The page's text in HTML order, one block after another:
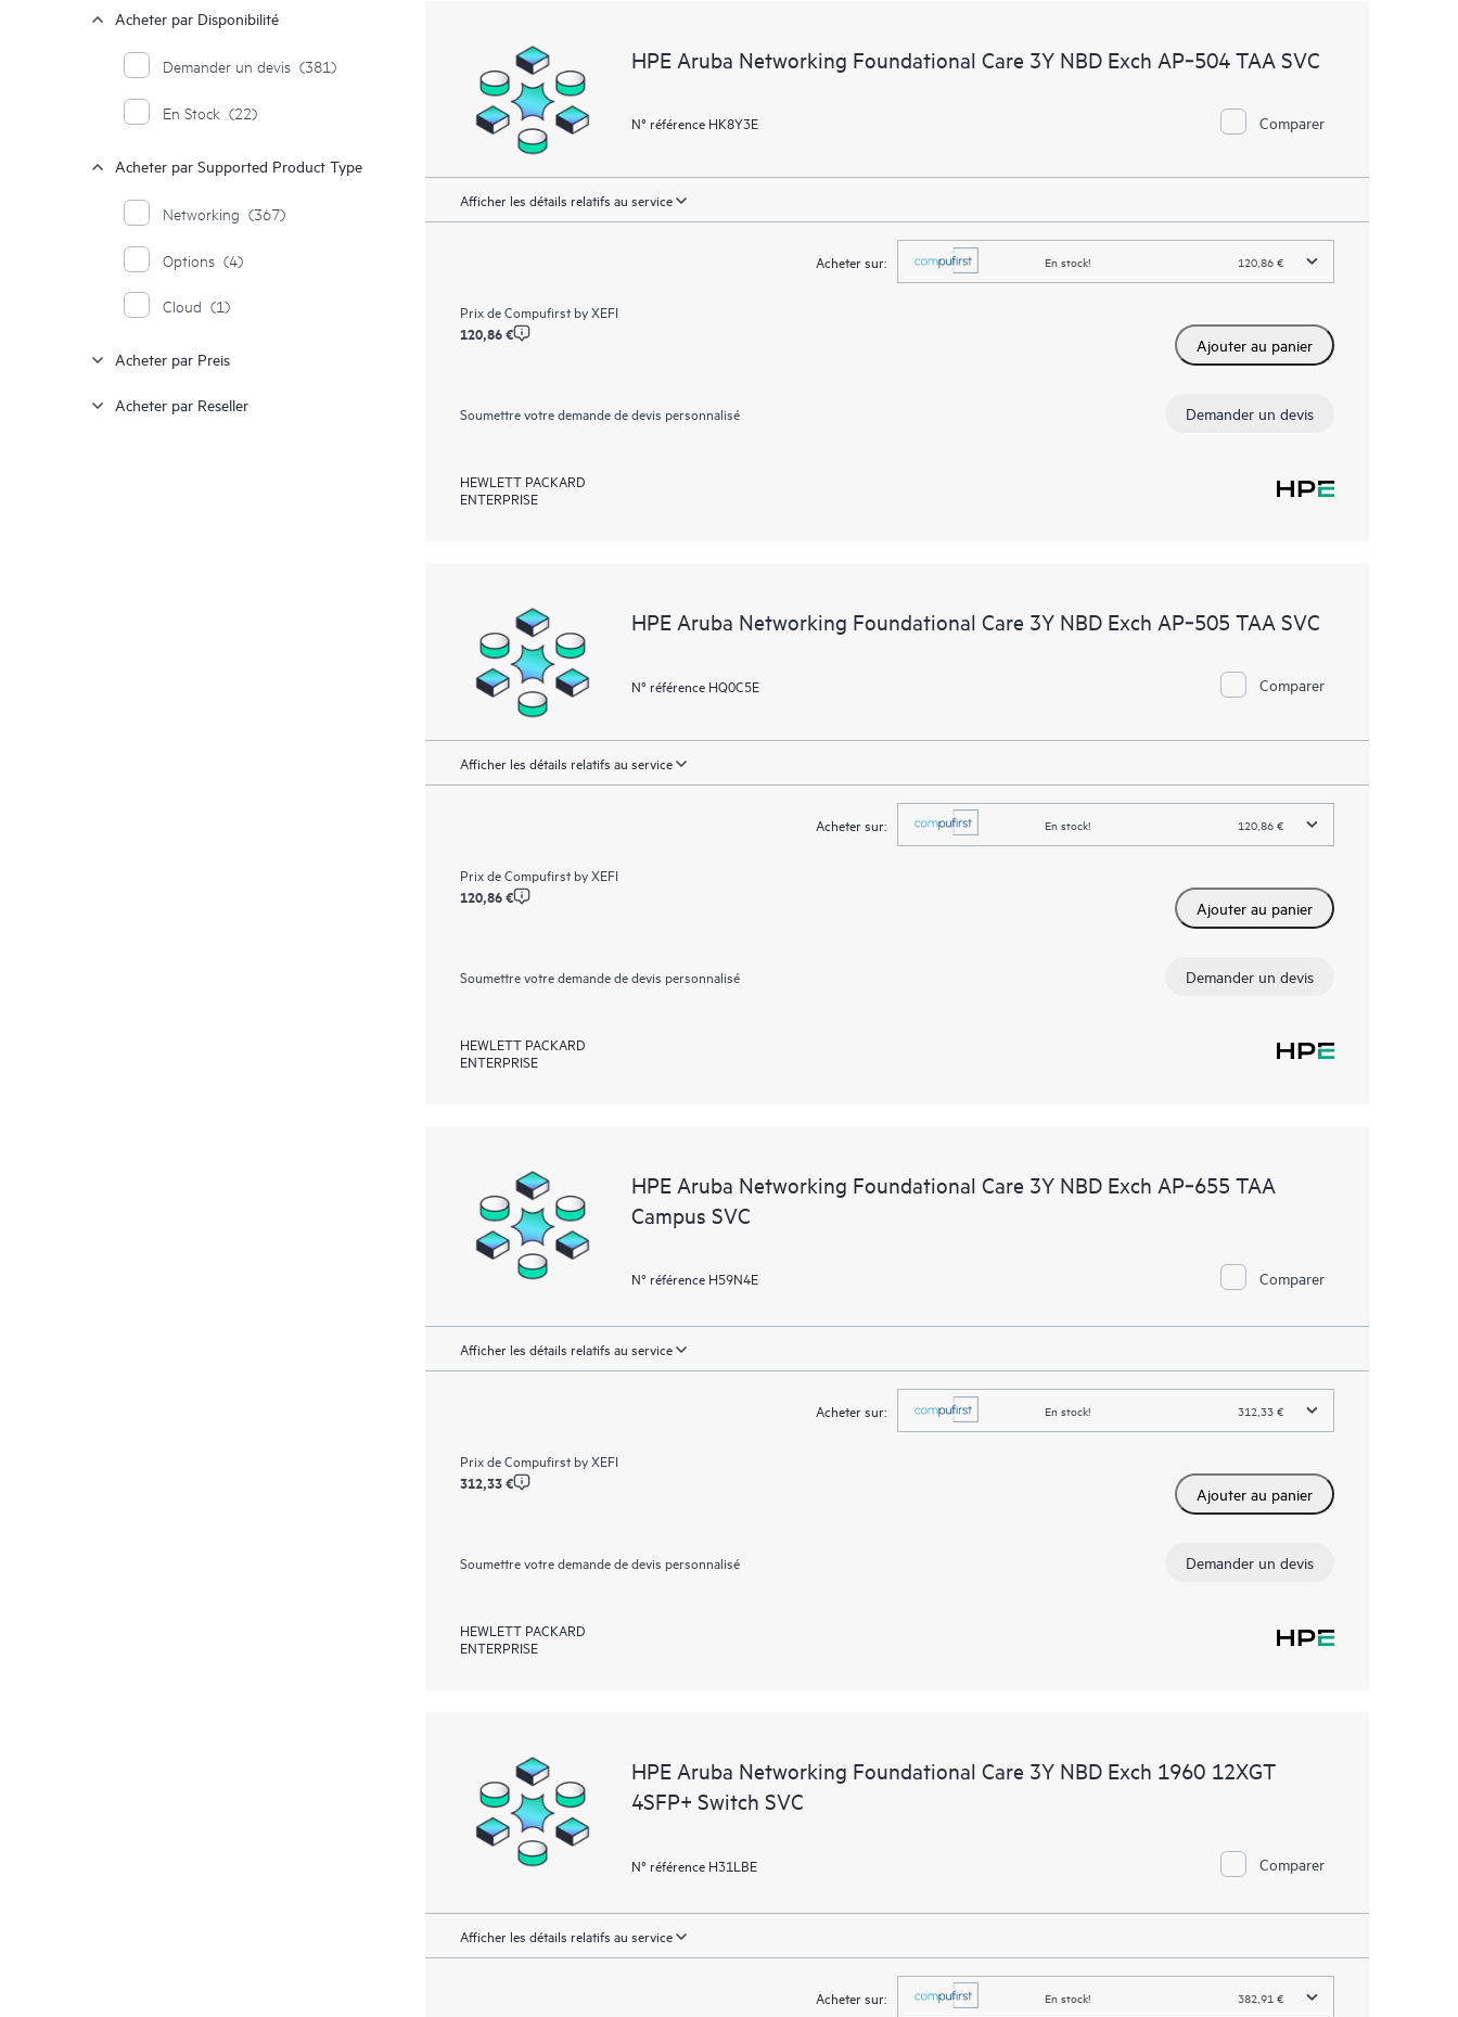
Acheter par Disponibilité
Demander un devis (381)
En Stock (22)
Acheter par Supported Product Type
Networking (367)
Options (4)
Cloud (1)
Acheter par Preis
Acheter par Reseller
HPE Aruba Networking Foundational Care 3Y NBD Exch AP‑504 TAA SVC
N° référence HK8Y3E Comparer
Afficher les détails relatifs au service
Acheter sur: En stock! 120,86 €
Prix deCompufirst by XEFI
120,86 €
Ajouter au panier
Soumettre votre demande de devis personnalisé Demander un devis
HEWLETT PACKARD
ENTERPRISE
HPE Aruba Networking Foundational Care 3Y NBD Exch AP‑505 TAA SVC
N° référence HQ0C5E Comparer
Afficher les détails relatifs au service
Acheter sur: En stock! 120,86 €
Prix deCompufirst by XEFI
120,86 €
Ajouter au panier
Soumettre votre demande de devis personnalisé Demander un devis
HEWLETT PACKARD
ENTERPRISE
HPE Aruba Networking Foundational Care 3Y NBD Exch AP‑655 TAA
Campus SVC
N° référence H59N4E Comparer
Afficher les détails relatifs au service
Acheter sur: En stock! 312,33 €
Prix deCompufirst by XEFI
312,33 €
Ajouter au panier
Soumettre votre demande de devis personnalisé Demander un devis
HEWLETT PACKARD
ENTERPRISE
HPE Aruba Networking Foundational Care 3Y NBD Exch 1960 12XGT
4SFP+ Switch SVC
N° référence H31LBE Comparer
Afficher les détails relatifs au service
Acheter sur: En stock! 382,91 €